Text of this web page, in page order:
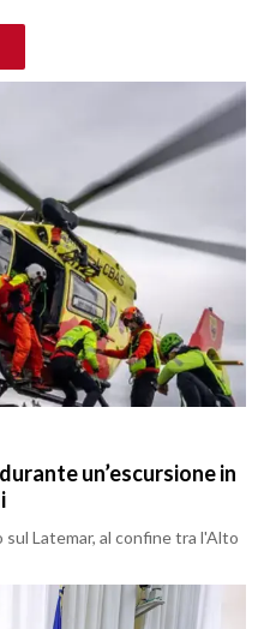
un’escursione in
sul Latemar, al confine tra l'Alto